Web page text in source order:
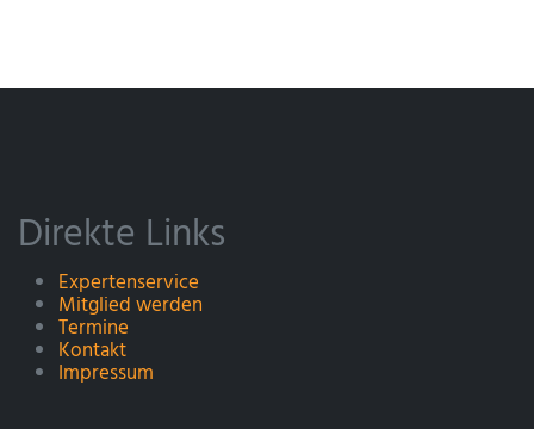
Direkte Links
Expertenservice
Mitglied werden
Termine
Kontakt
Impressum